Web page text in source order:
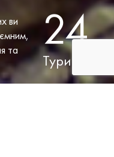
ви
та
24
Тури